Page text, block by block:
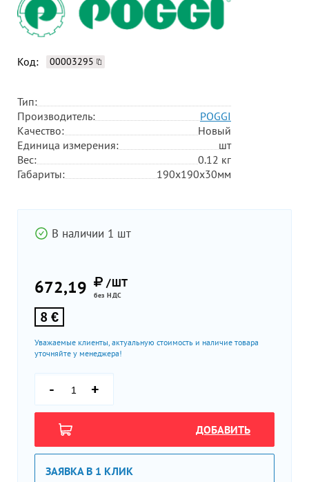
Код: 00003295
Тип:
Производитель:
POGGI
Качество:
Новый
Единица измерения:
шт
Вес:
0.12 кг
Габариты:
190х190х30мм
В наличии 1 шт
672,19 /ШТ
без НДС
8 €
Уважаемые клиенты, актуальную стоимость и наличие товара
уточняйте у менеджера!
- +
ДОБАВИТЬ
ЗАЯВКА В 1 КЛИК